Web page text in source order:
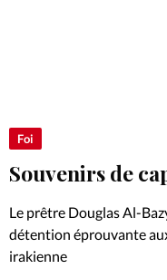
Foi
Opinions
Foi
Souvenirs de
Le prêtre Douglas Al-
détention éprouvante
irakienne